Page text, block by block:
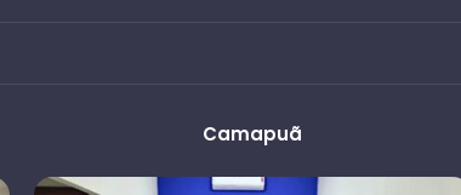
Camapuã